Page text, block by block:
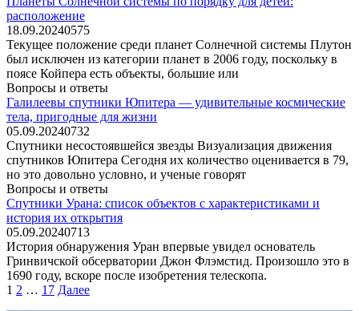
расположение
18.09.20240575
Текущее положение среди планет Солнечной системы Плутон
был исключен из категории планет в 2006 году, поскольку в
поясе Койпера есть объекты, большие или
Вопросы и ответы
Галилеевы спутники Юпитера — удивительные космические
тела, пригодные для жизни
05.09.20240732
Спутники несостоявшейся звезды Визуализация движения
спутников Юпитера Сегодня их количество оценивается в 79,
но это довольно условно, и ученые говорят
Вопросы и ответы
Спутники Урана: список объектов с характеристиками и
история их открытия
05.09.20240713
История обнаружения Уран впервые увидел основатель
Гринвичской обсерватории Джон Флэмстид. Произошло это в
1690 году, вскоре после изобретения телескопа.
Пагинация
1 2 … 17 Далее